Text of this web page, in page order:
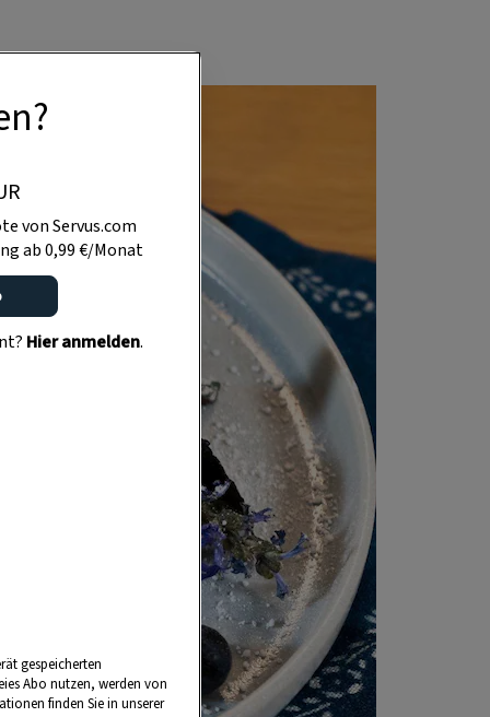
von Servus.com
ab 0,99 €/Monat
Hier anmelden.
gespeicherten
Abo nutzen, werden von
finden Sie in unserer